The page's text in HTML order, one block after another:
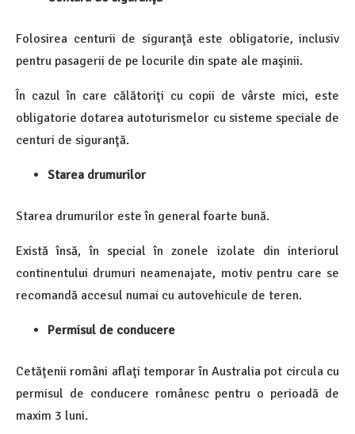
Folosirea centurii de siguranţă este obligatorie, inclusiv
pentru pasagerii de pe locurile din spate ale maşinii.
În cazul în care călătoriţi cu copii de vârste mici, este
obligatorie dotarea autoturismelor cu sisteme speciale de
centuri de siguranţă.
Starea drumurilor
Starea drumurilor este în general foarte bună.
Există însă, în special în zonele izolate din interiorul
continentului drumuri neamenajate, motiv pentru care se
recomandă accesul numai cu autovehicule de teren.
Permisul de conducere
Cetăţenii români aflaţi temporar în Australia pot circula cu
permisul de conducere românesc pentru o perioadă de
maxim 3 luni.